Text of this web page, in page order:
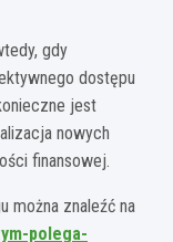
gdy
dostępu
jest
nowych
finansowej.
można znaleźć na
polega-